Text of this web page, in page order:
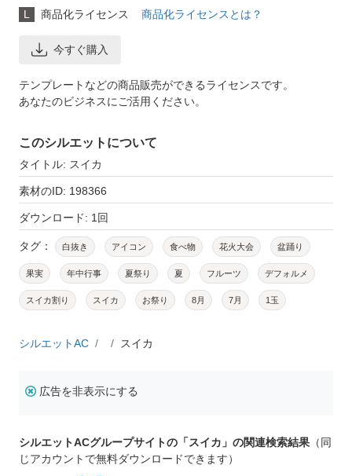
L 商品化ライセンス 商品化ライセンスとは？
今すぐ購入
テンプレートなどの商品販売ができるライセンスです。
あなたのビジネスにご活用ください。
このシルエットについて
タイトル: スイカ
素材のID: 198366
ダウンロード: 1回
タグ： 白抜き アイコン 食べ物 花火大会 盆踊り
果実 年中行事 夏祭り 夏 フルーツ デフォルメ
スイカ割り スイカ お祭り 8月 7月 1玉
シルエットAC スイカ
広告を非表示にする
シルエットACグループサイトの「スイカ」の関連検索結果 （同
じアカウントで無料ダウンロードできます）